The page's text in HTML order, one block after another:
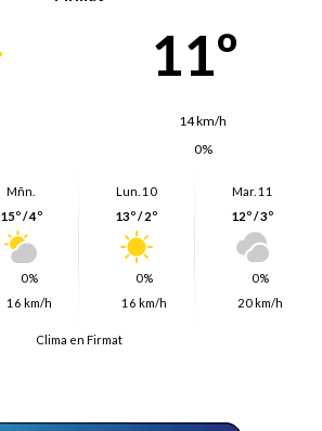
11º
14 km/h
0%
Mñn.
15º / 4º
0%
16 km/h
Lun. 10
13º / 2º
0%
16 km/h
Mar. 11
12º / 3º
0%
20 km/h
Clima en Firmat